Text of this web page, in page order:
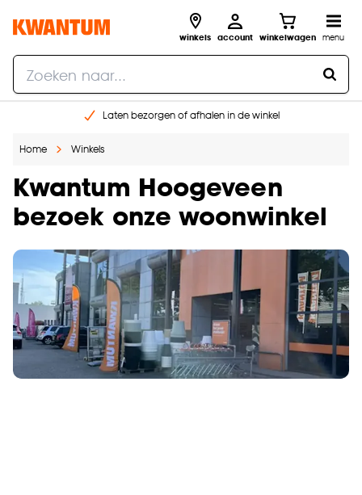
winkels account winkelwagen menu
Laten bezorgen of afhalen in de winkel
Gratis raam advies en inmeten aan huis
Home Winkels
Kwantum Hoogeveen
bezoek onze woonwinkel